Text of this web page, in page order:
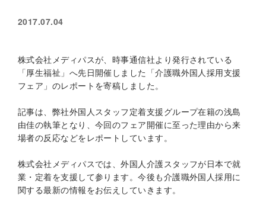
2017.07.04
株式会社メディパスが、時事通信社より発行されている
「厚生福祉」へ先日開催しました「介護職外国人採用支援
フェア」のレポートを寄稿しました。
記事は、弊社外国人スタッフ定着支援グループ在籍の浅島
由佳の執筆となり、今回のフェア開催に至った理由から来
場者の反応などをレポートしています。
株式会社メディパスでは、外国人介護スタッフが日本で就
業・定着を支援して参ります。今後も介護職外国人採用に
関する最新の情報をお伝えしていきます。